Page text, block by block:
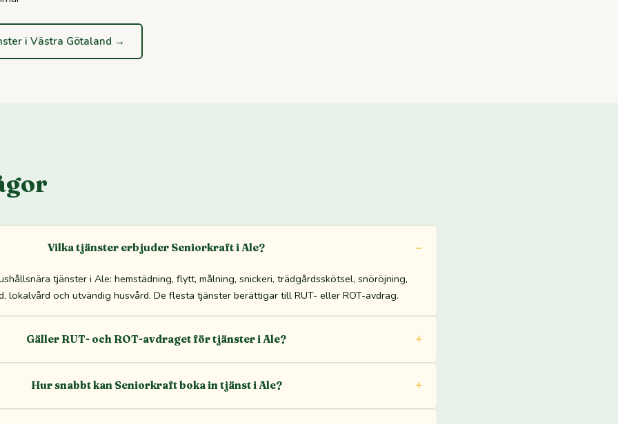
i Västra Götaland →
Vilka tjänster erbjuder Seniorkraft i Ale?
tjänster i Ale: hemstädning, flytt, målning, snickeri, trädgårdsskötsel, snöröjning,
lokalvård och utvändig husvård. De flesta tjänster berättigar till RUT- eller ROT-avdrag.
Gäller RUT- och ROT-avdraget för tjänster i Ale?
Hur snabbt kan Seniorkraft boka in tjänst i Ale?